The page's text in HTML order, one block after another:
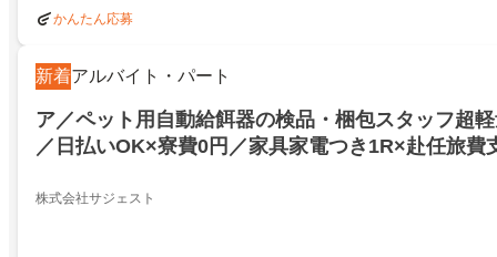
かんたん応募
新着アルバイト・パート
ア／ペット用自動給餌器の検品・梱包スタッフ超
／日払いOK×寮費0円／家具家電つき1R×赴任旅費
株式会社サジェスト